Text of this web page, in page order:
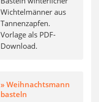
Wichtelmänner aus
Tannenzapfen.
Vorlage als PDF-
Download.
» Weihnachtsmann
basteln